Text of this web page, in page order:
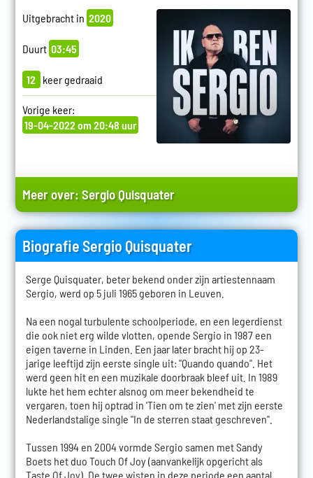
Uitgebracht in 2020
Duurt 03:45
12 keer gedraaid
Vorige keer:
19-04-2022 om 20:48 uur
Meer over:Sergio Quisquater
Biografie Sergio Quisquater
Serge Quisquater, beter bekend onder zijn artiestennaam
Sergio, werd op 5 juli 1965 geboren in Leuven.
Na een nogal turbulente schoolperiode, en een legerdienst
die ook niet erg wilde vlotten, opende Sergio in 1987 een
eigen taverne in Linden. Een jaar later bracht hij op 23-
jarige leeftijd zijn eerste single uit: "Quando quando". Het
werd geen hit en een muzikale doorbraak bleef uit. In 1989
lukte het hem echter alsnog om meer bekendheid te
vergaren, toen hij optrad in 'Tien om te zien' met zijn eerste
Nederlandstalige single "In de sterren staat geschreven".
Tussen 1994 en 2004 vormde Sergio samen met Sandy
Boets het duo Touch Of Joy (aanvankelijk opgericht als
Taste Of Joy). De twee wisten in deze periode een aantal